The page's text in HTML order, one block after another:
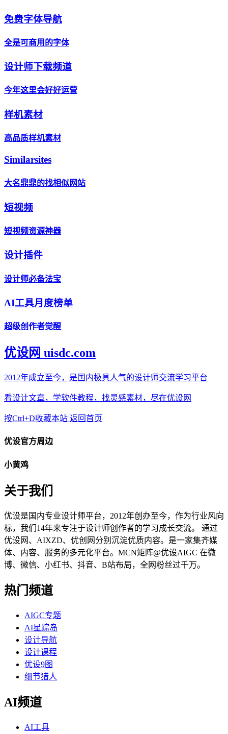
免费字体导航
全是可商用的字体
设计师下载频道
今年这里会好好运营
样机素材
高品质样机素材
Similarsites
大名鼎鼎的找相似网站
短视频
短视频资源神器
设计插件
设计师必备法宝
AI工具月度榜单
超级创作者觉醒
优设网 uisdc.com
2012年成立至今，是国内极具人气的设计师交流学习平台
看设计文章，学软件教程，找灵感素材，尽在优设网
按Ctrl+D收藏本站 返回首页
优设官方周边
小黄鸡
关于我们
优设是国内专业设计师平台，2012年创办至今，作为行业风向
标，我们14年来专注于设计师创作者的学习成长交流。 通过
优设网、AIXZD、优创网分别沉淀优质内容。是一家集齐媒
体、内容、服务的多元化平台。MCN矩阵@优设AIGC 在微
博、微信、小红书、抖音、B站布局，全网粉丝过千万。
热门频道
AIGC专题
AI星踪岛
设计导航
设计课程
优设9图
细节猎人
AI频道
AI工具